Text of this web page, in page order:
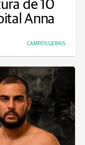
de 10
Anna
CAMPOS GERAIS